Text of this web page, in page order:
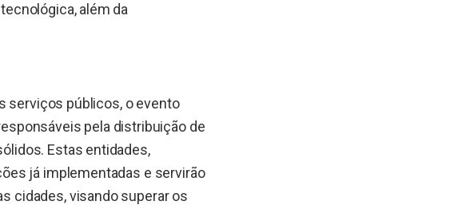
além da
serviços públicos, o evento
pela distribuição de
Estas entidades,
já implementadas e servirão
cidades, visando superar os